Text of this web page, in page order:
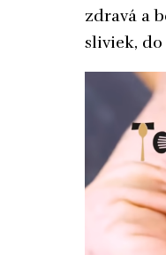
zdravá a
sliviek,